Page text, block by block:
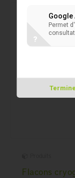
Flacons
Google
Permet
?